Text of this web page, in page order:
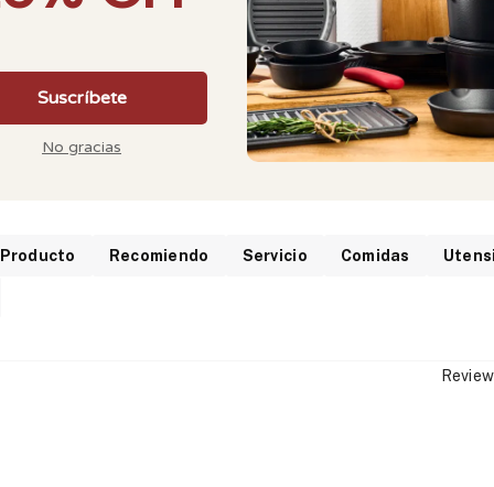
Producto Recomiendo Servicio Comidas